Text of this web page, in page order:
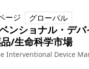
ージ グローバル
ンショナル・デ
/生命科学市場
Interventional Device